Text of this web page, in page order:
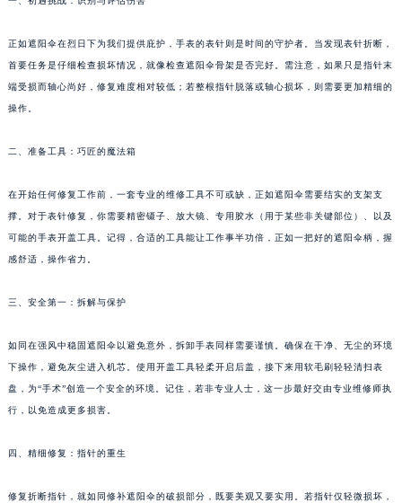
惠州市惠城区江北文昌一路7号华贸大厦写字楼1座30层05室（需提前预约）
厦门市思明区湖滨东路95号华润大厦写字楼B座11层1104室（需提前预约）
福州市鼓楼区五四路128-1号恒力城写字楼15层03室（需提前预约）
郑州市二七区铭功路10号华润大厦写字楼29层2905室（需提前预约）
太原市迎泽区解放路15号亨得利名表服务中心（品牌授权店）3层整层（需提前预约）
沈阳市沈河区中街路137号亨得利名表服务中心（品牌授权店）1层整层（需提前预约）
哈尔滨市道里区友谊西路600号富力中心T2座写字楼29层03室（需提前预约）
大连市中山区人民路15号国际金融大厦7层G室（需提前预约）
佛山市禅城区季华五路57号万科金融中心C座12层1205室（需提前预约）
苏州市苏州工业园区星港街199号苏州中心办公楼C座22层08室（需提前预约）
正如遮阳伞在烈日下为我们提供庇护，手表的表针则是时间的守护者。当发现表针折断，
首要任务是仔细检查损坏情况，就像检查遮阳伞骨架是否完好。需注意，如果只是指针末
端受损而轴心尚好，修复难度相对较低；若整根指针脱落或轴心损坏，则需要更加精细的
操作。
二、准备工具：巧匠的魔法箱
在开始任何修复工作前，一套专业的维修工具不可或缺，正如遮阳伞需要结实的支架支
撑。对于表针修复，你需要精密镊子、放大镜、专用胶水（用于某些非关键部位）、以及
可能的手表开盖工具。记得，合适的工具能让工作事半功倍，正如一把好的遮阳伞柄，握
感舒适，操作省力。
三、安全第一：拆解与保护
如同在强风中稳固遮阳伞以避免意外，拆卸手表同样需要谨慎。确保在干净、无尘的环境
下操作，避免灰尘进入机芯。使用开盖工具轻柔开启后盖，接下来用软毛刷轻轻清扫表
盘，为“手术”创造一个安全的环境。记住，若非专业人士，这一步最好交由专业维修师执
行，以免造成更多损害。
四、精细修复：指针的重生
修复折断指针，就如同修补遮阳伞的破损部分，既要美观又要实用。若指针仅轻微损坏，